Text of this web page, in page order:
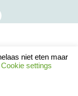
niet eten maar
Cookie settings